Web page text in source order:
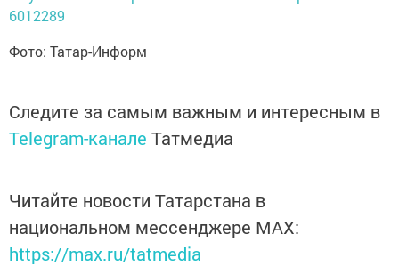
6012289
Фото: Татар-Информ
Следите за самым важным и интересным в
Telegram-канале Татмедиа
Читайте новости Татарстана в
национальном мессенджере MАХ:
https://max.ru/tatmedia